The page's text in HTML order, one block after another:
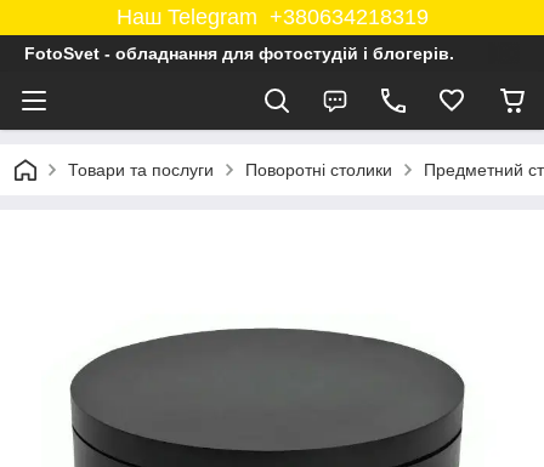
Наш Telegram +380634218319
FotoSvet - обладнання для фотостудій і блогерів.
Товари та послуги Поворотні столики Предметний